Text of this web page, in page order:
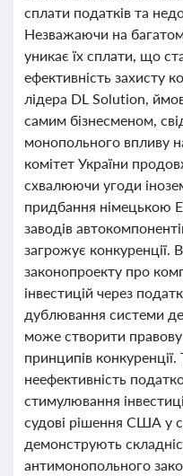
сплати податків та
Незважаючи на
уникає їх сплати, що
ефективність захисту
лідера DL Solution,
самим бізнесменом,
монопольного впливу
комітет України
схвалюючи угоди
придбання німецькою
заводів
загрожує конкуренції.
законопроекту про
інвестицій через
дублювання системи
може створити правову
принципів
неефективність
стимулювання
судові рішення США у
демонструють
антимонопольного